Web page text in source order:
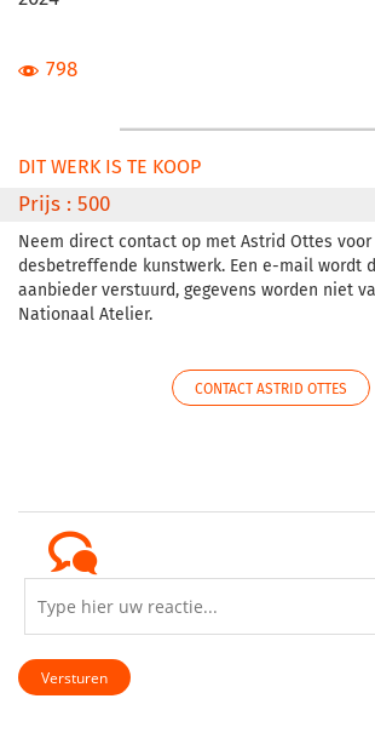
798
DIT WERK IS TE KOOP
Prijs : 500
Neem direct contact op met Astrid Ottes
desbetreffende kunstwerk. Een e-mail wordt
aanbieder verstuurd, gegevens worden niet
Nationaal Atelier.
CONTACT ASTRID OTTES
Versturen